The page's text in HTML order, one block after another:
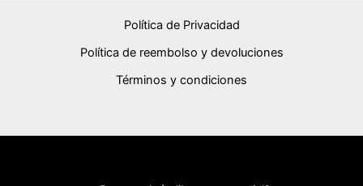
Política de Privacidad
Política de reembolso y devoluciones
Términos y condiciones